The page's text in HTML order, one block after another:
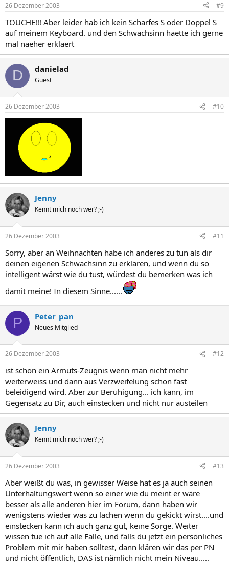
26 Dezember 2003 #9
TOUCHE!!! Aber leider hab ich kein Scharfes S oder Doppel S
auf meinem Keyboard. und den Schwachsinn haette ich gerne
mal naeher erklaert
D danielad
Guest
26 Dezember 2003 #10
Jenny
Kennt mich noch wer? ;-)
26 Dezember 2003 #11
Sorry, aber an Weihnachten habe ich anderes zu tun als dir
deinen eigenen Schwachsinn zu erklären, und wenn du so
intelligent wärst wie du tust, würdest du bemerken was ich
damit meine! In diesem Sinne......
P Peter_pan
Neues Mitglied
26 Dezember 2003 #12
ist schon ein Armuts-Zeugnis wenn man nicht mehr
weiterweiss und dann aus Verzweifelung schon fast
beleidigend wird. Aber zur Beruhigung... ich kann, im
Gegensatz zu Dir, auch einstecken und nicht nur austeilen
Jenny
Kennt mich noch wer? ;-)
26 Dezember 2003 #13
Aber weißt du was, in gewisser Weise hat es ja auch seinen
Unterhaltungswert wenn so einer wie du meint er wäre
besser als alle anderen hier im Forum, dann haben wir
wenigstens wieder was zu lachen wenn du gekickt wirst....und
einstecken kann ich auch ganz gut, keine Sorge. Weiter
wissen tue ich auf alle Fälle, und falls du jetzt ein persönliches
Problem mit mir haben solltest, dann klären wir das per PN
und nicht öffentlich, DAS ist nämlich nicht mein Niveau.....